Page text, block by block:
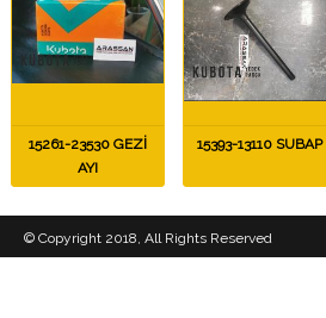
15261-23530 GEZİ
AYI
15393-13110 SUBAP
© Copyright 2018, All Rights Reserved